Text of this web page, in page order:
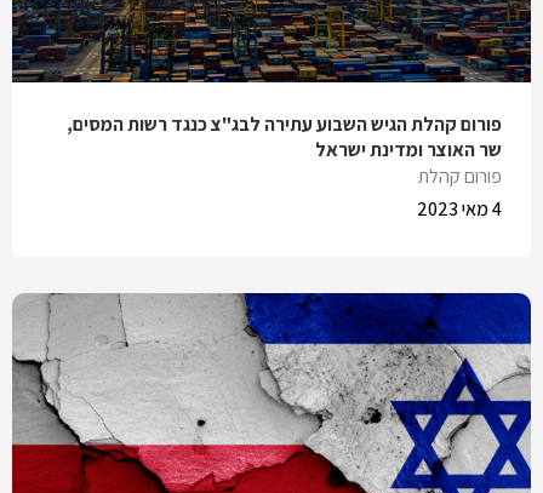
פורום קהלת הגיש השבוע עתירה לבג"צ כנגד רשות המסים,
שר האוצר ומדינת ישראל
פורום קהלת
4 מאי 2023